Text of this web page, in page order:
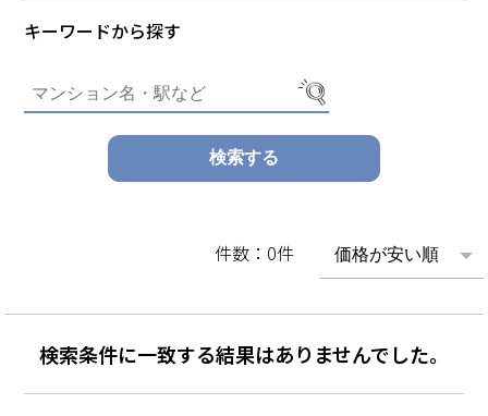
キーワードから探す
件数：0件
検索条件に一致する結果はありませんでした。